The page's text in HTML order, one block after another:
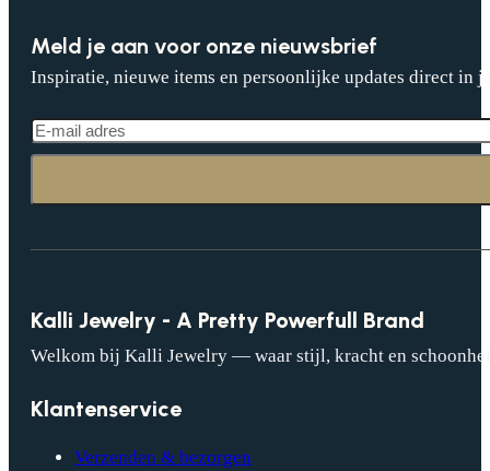
Meld je aan voor onze nieuwsbrief
Inspiratie, nieuwe items en persoonlijke updates direct in
Kalli Jewelry - A Pretty Powerfull Brand
Welkom bij Kalli Jewelry — waar stijl, kracht en
Klantenservice
Verzenden & bezorgen